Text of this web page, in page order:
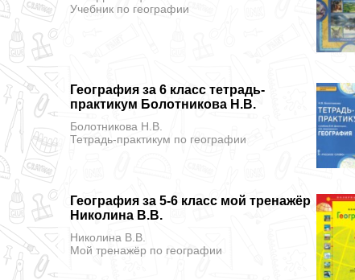
Учебник по географии
География за 6 класс тетрадь-
практикум Болотникова Н.В.
Болотникова Н.В.
Тетрадь-практикум по географии
География за 5-6 класс мой тренажёр
Николина В.В.
Николина В.В.
Мой тренажёр по географии